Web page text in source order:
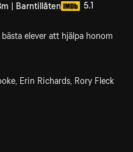
| Barntillåten 5.1
elever att hjälpa honom
Erin Richards, Rory Fleck